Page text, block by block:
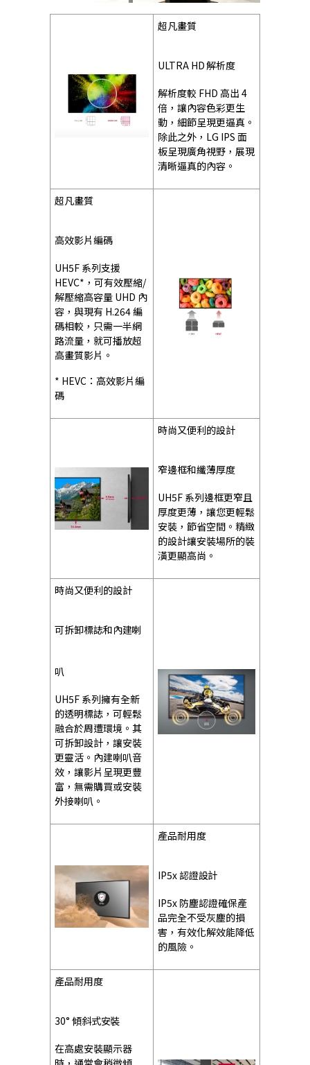
超凡畫質
ULTRA HD 解析度
解析度較 FHD 高出 4
倍，讓內容色彩更生
動，細節呈現更逼真。
除此之外，LG IPS 面
板呈現廣角視野，展現
清晰逼真的內容。
超凡畫質
高效影片編碼
UH5F 系列支援
HEVC*，可有效壓縮/
解壓縮高容量 UHD 內
容，與現有 H.264 編
碼相較，只需一半網
路流量，就可播放超
高畫質影片。
* HEVC：高效影片編
碼
時尚又便利的設計
窄邊框和纖薄厚度
UH5F 系列邊框更窄且
厚度更薄，讓您更輕鬆
安裝，節省空間。精緻
的設計讓安裝場所的裝
潢更顯高尚。
時尚又便利的設計
可拆卸標誌和內建喇
叭
UH5F 系列擁有全新
的透明標誌，可輕鬆
融合於周遭環境。其
可拆卸設計，讓安裝
更靈活。內建喇叭音
效，讓影片呈現更豐
富，無需購買或安裝
外接喇叭。
產品耐用度
IP5x 認證設計
IP5x 防塵認證確保產
品完全不受灰塵的損
害，有效化解效能降低
的風險。
產品耐用度
30° 傾斜式安裝
在高處安裝顯示器